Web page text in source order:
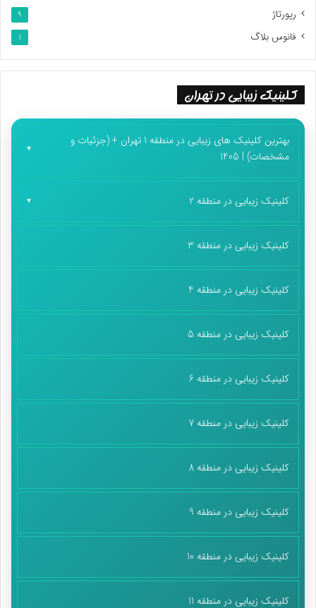
رپورتاژ 9
فانوس بلاگ 1
کلینیک زیبایی در تهران
بهترین کلینیک های زیبایی در منطقه 1 تهران + (جزئیات و
مشخصات) | 1405
کلینیک زیبایی در منطقه 2
کلینیک زیبایی در منطقه 3
کلینیک زیبایی در منطقه 4
کلینیک زیبایی در منطقه 5
کلینیک زیبایی در منطقه 6
کلینیک زیبایی در منطقه 7
کلینیک زیبایی در منطقه 8
کلینیک زیبایی در منطقه 9
کلینیک زیبایی در منطقه 10
کلینیک زیبایی در منطقه 11